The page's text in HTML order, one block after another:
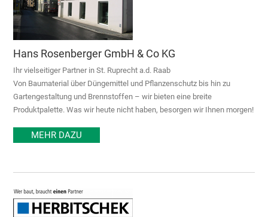
Hans Rosenberger GmbH & Co KG
Ihr vielseitiger Partner in St. Ruprecht a.d. Raab
Von Baumaterial über Düngemittel und Pflanzenschutz bis hin zu
Gartengestaltung und Brennstoffen – wir bieten eine breite
Produktpalette. Was wir heute nicht haben, besorgen wir Ihnen morgen!
MEHR DAZU